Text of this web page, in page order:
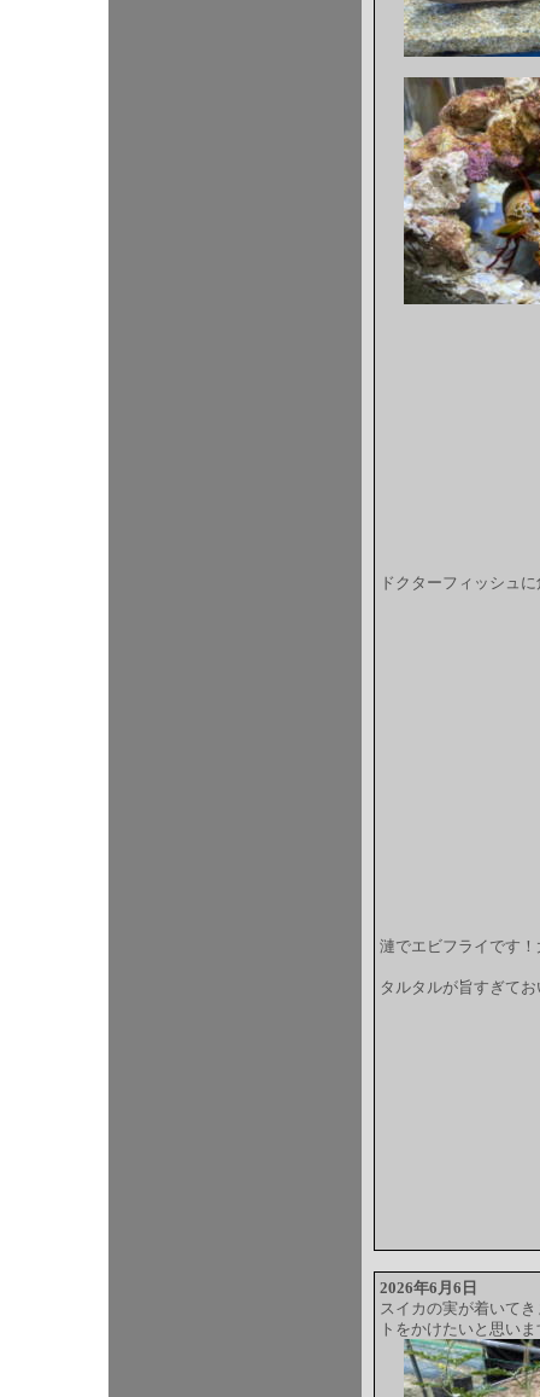
ドクターフィッシュ
漣でエビフライです
タルタルが旨すぎて
2026年6月6日
スイカの実が着いて
トをかけたいと思い